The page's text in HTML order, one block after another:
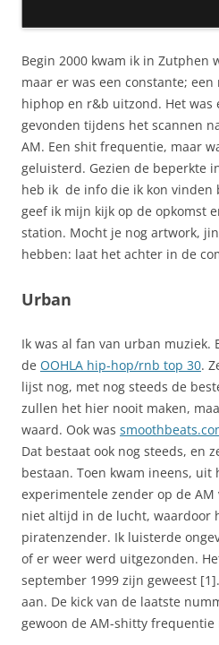
Begin 2000 kwam ik in Zutphen
maar er was een constante;
hiphop en r&b uitzond. Het was
gevonden tijdens het scannen
AM. Een shit frequentie, maar
geluisterd. Gezien de beperkte
heb ik de info die ik kon vinden
geef ik mijn kijk op de opkomst
station. Mocht je nog artwork,
hebben: laat het achter in de
Urban
Ik was al fan van urban muziek.
de OOHLA hip-hop/rnb top 30.
lijst nog, met nog steeds de
zullen het hier nooit maken,
waard. Ook was
Dat bestaat ook nog steeds, en
bestaan. Toen kwam ineens, uit
experimentele zender op de
niet altijd in de lucht, waardoor
piratenzender. Ik luisterde
of er weer werd uitgezonden.
september 1999 zijn geweest
aan. De kick van de laatste
gewoon de AM-shitty